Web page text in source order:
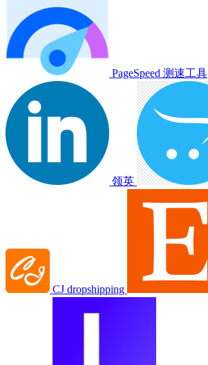
PageSpeed 测速工具
领英
CJ dropshipping